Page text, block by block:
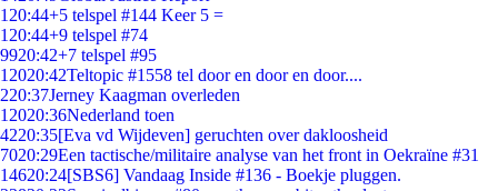
1 20:44+5 telspel #144 Keer 5 =
1 20:44+9 telspel #74
9920:42+7 telspel #95
12020:42Teltopic #1558 tel door en door en door....
220:37Jerney Kaagman overleden
12020:36Nederland toen
4220:35[Eva vd Wijdeven] geruchten over dakloosheid
7020:29Een tactische/militaire analyse van het front in Oekraïne #31
14620:24[SBS6] Vandaag Inside #136 - Boekje pluggen.